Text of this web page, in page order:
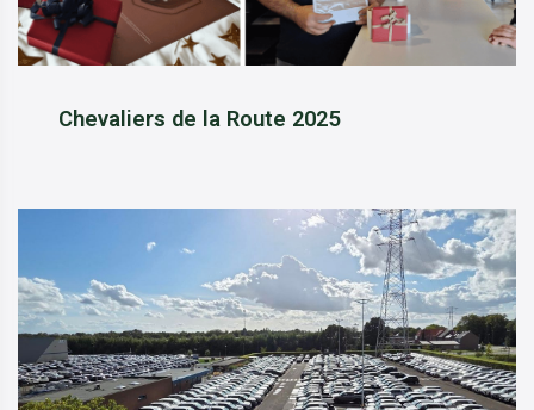
Chevaliers de la Route 2025